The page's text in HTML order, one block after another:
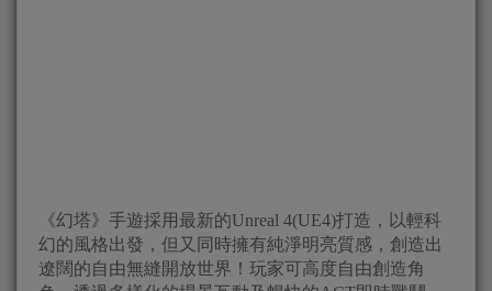
《幻塔》手遊採用最新的Unreal 4(UE4)打造，以輕科
幻的風格出發，但又同時擁有純淨明亮質感，創造出
遼闊的自由無縫開放世界！玩家可高度自由創造角